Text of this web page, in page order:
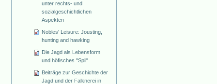
unter rechts- und
sozialgeschichtlichen
Aspekten
Nobles' Leisure: Jousting,
hunting and hawking
Die Jagd als Lebensform
und höfisches "Spil"
Beiträge zur Geschichte der
Jagd und der Falknerei in